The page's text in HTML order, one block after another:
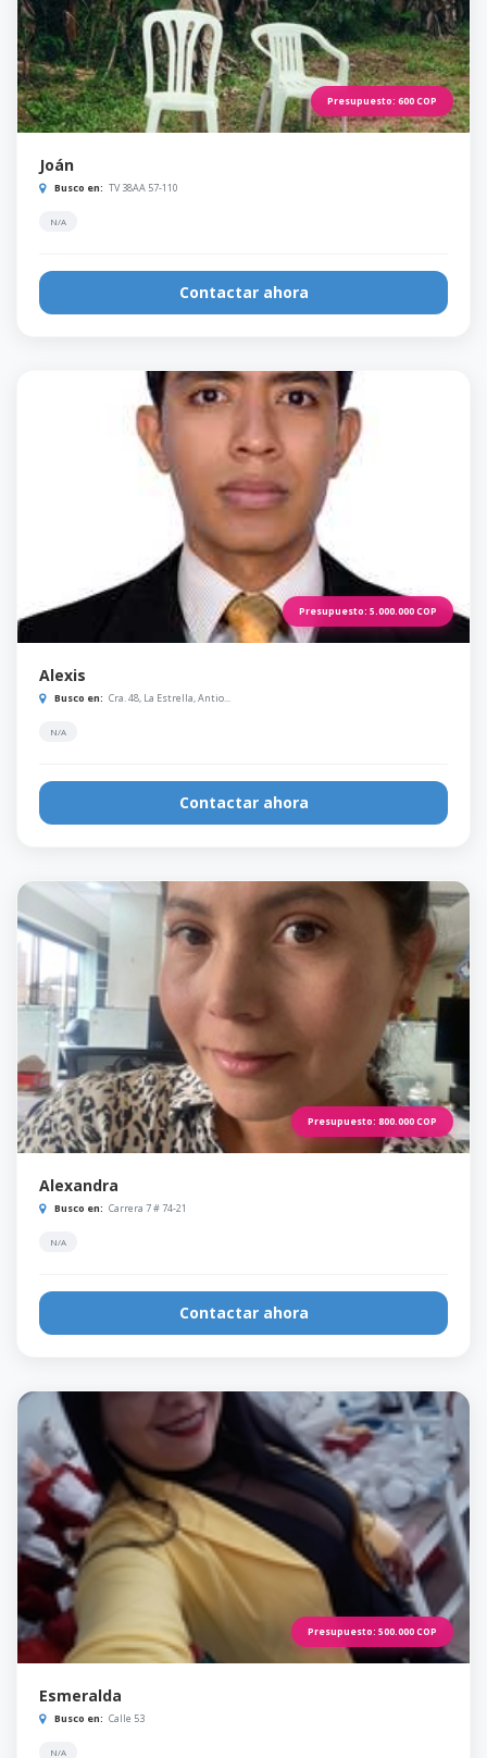
Presupuesto: 600COP
Joán
Busco en: TV 38AA 57-110
N/A
Contactar ahora
Presupuesto: 5.000.000COP
Alexis
Busco en: Cra. 48, La Estrella, Antio...
N/A
Contactar ahora
Presupuesto: 800.000COP
Alexandra
Busco en: Carrera 7 # 74-21
N/A
Contactar ahora
Presupuesto: 500.000COP
Esmeralda
Busco en: Calle 53
N/A